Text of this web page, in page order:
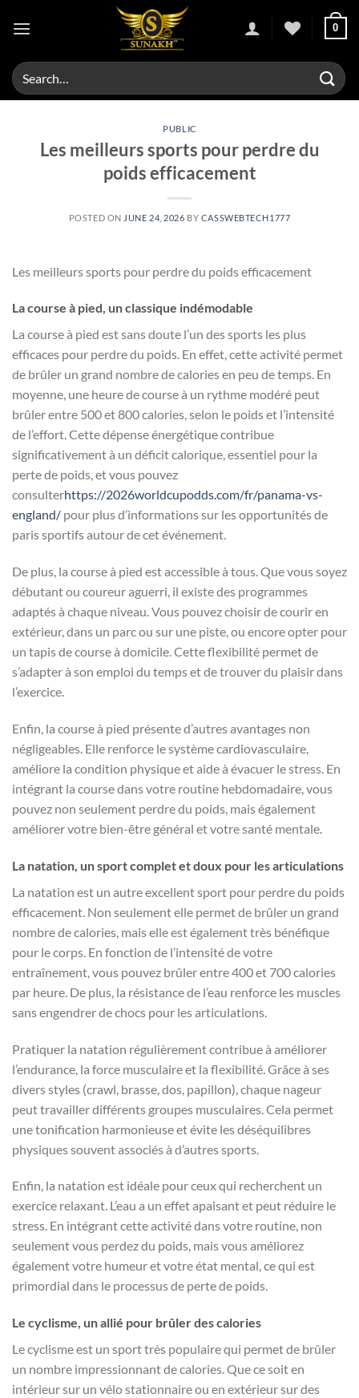
0
Search
for:
PUBLIC
Les meilleurs sports pour perdre du
poids efficacement
POSTED ON JUNE 24, 2026 BY CASSWEBTECH1777
Les meilleurs sports pour perdre du poids efficacement
La course à pied, un classique indémodable
La course à pied est sans doute l’un des sports les plus
efficaces pour perdre du poids. En effet, cette activité permet
de brûler un grand nombre de calories en peu de temps. En
moyenne, une heure de course à un rythme modéré peut
brûler entre 500 et 800 calories, selon le poids et l’intensité
de l’effort. Cette dépense énergétique contribue
significativement à un déficit calorique, essentiel pour la
perte de poids, et vous pouvez
consulterhttps://2026worldcupodds.com/fr/panama-vs-
england/ pour plus d’informations sur les opportunités de
paris sportifs autour de cet événement.
De plus, la course à pied est accessible à tous. Que vous soyez
débutant ou coureur aguerri, il existe des programmes
adaptés à chaque niveau. Vous pouvez choisir de courir en
extérieur, dans un parc ou sur une piste, ou encore opter pour
un tapis de course à domicile. Cette flexibilité permet de
s’adapter à son emploi du temps et de trouver du plaisir dans
l’exercice.
Enfin, la course à pied présente d’autres avantages non
négligeables. Elle renforce le système cardiovasculaire,
améliore la condition physique et aide à évacuer le stress. En
intégrant la course dans votre routine hebdomadaire, vous
pouvez non seulement perdre du poids, mais également
améliorer votre bien-être général et votre santé mentale.
La natation, un sport complet et doux pour les articulations
La natation est un autre excellent sport pour perdre du poids
efficacement. Non seulement elle permet de brûler un grand
nombre de calories, mais elle est également très bénéfique
pour le corps. En fonction de l’intensité de votre
entraînement, vous pouvez brûler entre 400 et 700 calories
par heure. De plus, la résistance de l’eau renforce les muscles
sans engendrer de chocs pour les articulations.
Pratiquer la natation régulièrement contribue à améliorer
l’endurance, la force musculaire et la flexibilité. Grâce à ses
divers styles (crawl, brasse, dos, papillon), chaque nageur
peut travailler différents groupes musculaires. Cela permet
une tonification harmonieuse et évite les déséquilibres
physiques souvent associés à d’autres sports.
Enfin, la natation est idéale pour ceux qui recherchent un
exercice relaxant. L’eau a un effet apaisant et peut réduire le
stress. En intégrant cette activité dans votre routine, non
seulement vous perdez du poids, mais vous améliorez
également votre humeur et votre état mental, ce qui est
primordial dans le processus de perte de poids.
Le cyclisme, un allié pour brûler des calories
Le cyclisme est un sport très populaire qui permet de brûler
un nombre impressionnant de calories. Que ce soit en
intérieur sur un vélo stationnaire ou en extérieur sur des